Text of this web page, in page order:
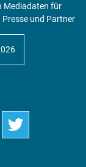
Mediadaten für
Presse und Partner